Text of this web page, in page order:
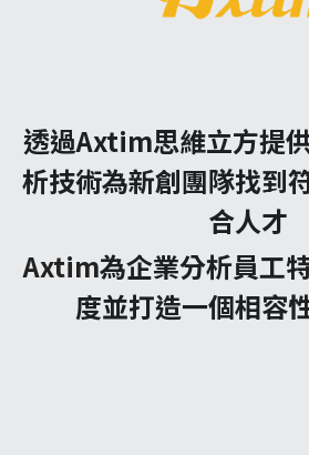
透過Axtim思維立方提
析技術為新創團隊找到
合人才
Axtim為企業分析員工
度並打造一個相容